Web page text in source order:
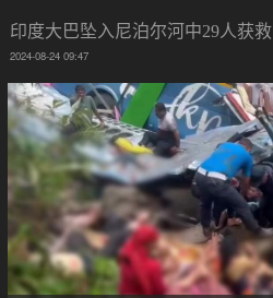
印度大巴坠入尼泊尔河中29人获救
2024-08-24 09:47